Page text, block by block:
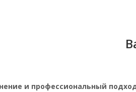
и профессиональный